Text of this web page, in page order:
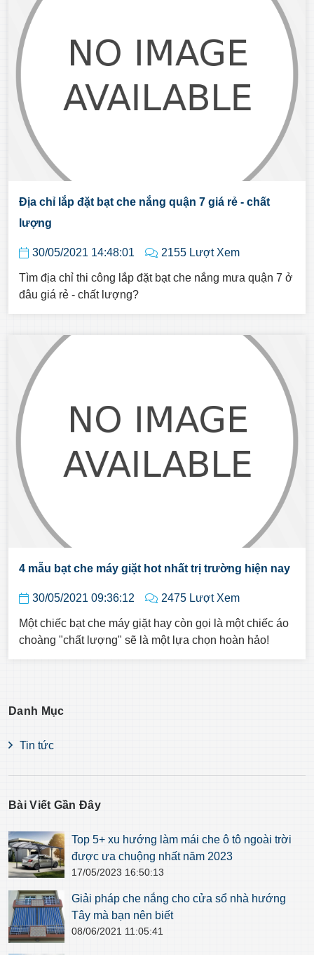
Địa chỉ lắp đặt bạt che nắng quận 7 giá rẻ - chất
lượng
30/05/2021 14:48:01 2155 Lượt Xem
Tìm địa chỉ thi công lắp đặt bạt che nắng mưa quận 7 ở
đâu giá rẻ - chất lượng?
4 mẫu bạt che máy giặt hot nhất trị trường hiện nay
30/05/2021 09:36:12 2475 Lượt Xem
Một chiếc bạt che máy giặt hay còn gọi là một chiếc áo
choàng "chất lượng" sẽ là một lựa chọn hoàn hảo!
Danh Mục
Tin tức
Bài Viết Gần Đây
Top 5+ xu hướng làm mái che ô tô ngoài trời
được ưa chuộng nhất năm 2023
17/05/2023 16:50:13
Giải pháp che nắng cho cửa sổ nhà hướng
Tây mà bạn nên biết
08/06/2021 11:05:41